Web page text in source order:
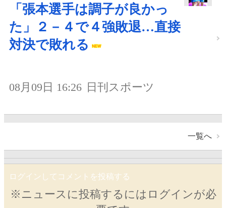
「張本選手は調子が良かっ
た」２－４で４強敗退…直接
対決で敗れる
08月09日 16:26 日刊スポーツ
一覧へ
ログインしてコメントを投稿する
※ニュースに投稿するにはログインが必